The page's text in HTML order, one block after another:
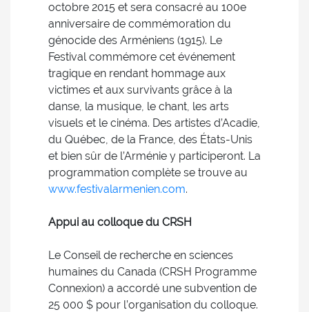
octobre 2015 et sera consacré au 100e
anniversaire de commémoration du
génocide des Arméniens (1915). Le
Festival commémore cet événement
tragique en rendant hommage aux
victimes et aux survivants grâce à la
danse, la musique, le chant, les arts
visuels et le cinéma. Des artistes d’Acadie,
du Québec, de la France, des États-Unis
et bien sûr de l’Arménie y participeront. La
programmation complète se trouve au
www.festivalarmenien.com.
Appui au colloque du CRSH
Le Conseil de recherche en sciences
humaines du Canada (CRSH Programme
Connexion) a accordé une subvention de
25 000 $ pour l’organisation du colloque.